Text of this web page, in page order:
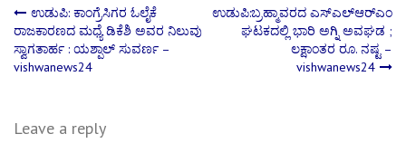
Post
navigation
ಉಡುಪಿ: ಕಾಂಗ್ರೆಸಿಗರ ಓಲೈಕೆ
ರಾಜಕಾರಣದ ಮಧ್ಯೆ ಡಿಕೆಶಿ ಅವರ ನಿಲುವು
ಸ್ವಾಗತಾರ್ಹ : ಯಶ್ಪಾಲ್ ಸುವರ್ಣ –
vishwanews24
ಉಡುಪಿ:ಬ್ರಹ್ಮಾವರದ ಎಸ್‌ಎಲ್‌ಆರ್‌ಎಂ
ಘಟಕದಲ್ಲಿ ಭಾರಿ ಅಗ್ನಿ ಅವಘಡ ;
ಲಕ್ಷಾಂತರ ರೂ. ನಷ್ಟ –
vishwanews24
Leave a reply